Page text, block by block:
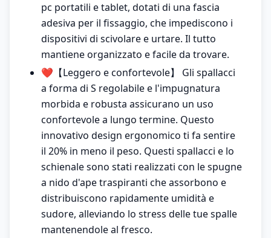
pc portatili e tablet, dotati di una fascia
adesiva per il fissaggio, che impediscono i
dispositivi di scivolare e urtare. Il tutto
mantiene organizzato e facile da trovare.
❤️【Leggero e confortevole】 Gli spallacci
a forma di S regolabile e l'impugnatura
morbida e robusta assicurano un uso
confortevole a lungo termine. Questo
innovativo design ergonomico ti fa sentire
il 20% in meno il peso. Questi spallacci e lo
schienale sono stati realizzati con le spugne
a nido d'ape traspiranti che assorbono e
distribuiscono rapidamente umidità e
sudore, alleviando lo stress delle tue spalle
mantenendole al fresco.